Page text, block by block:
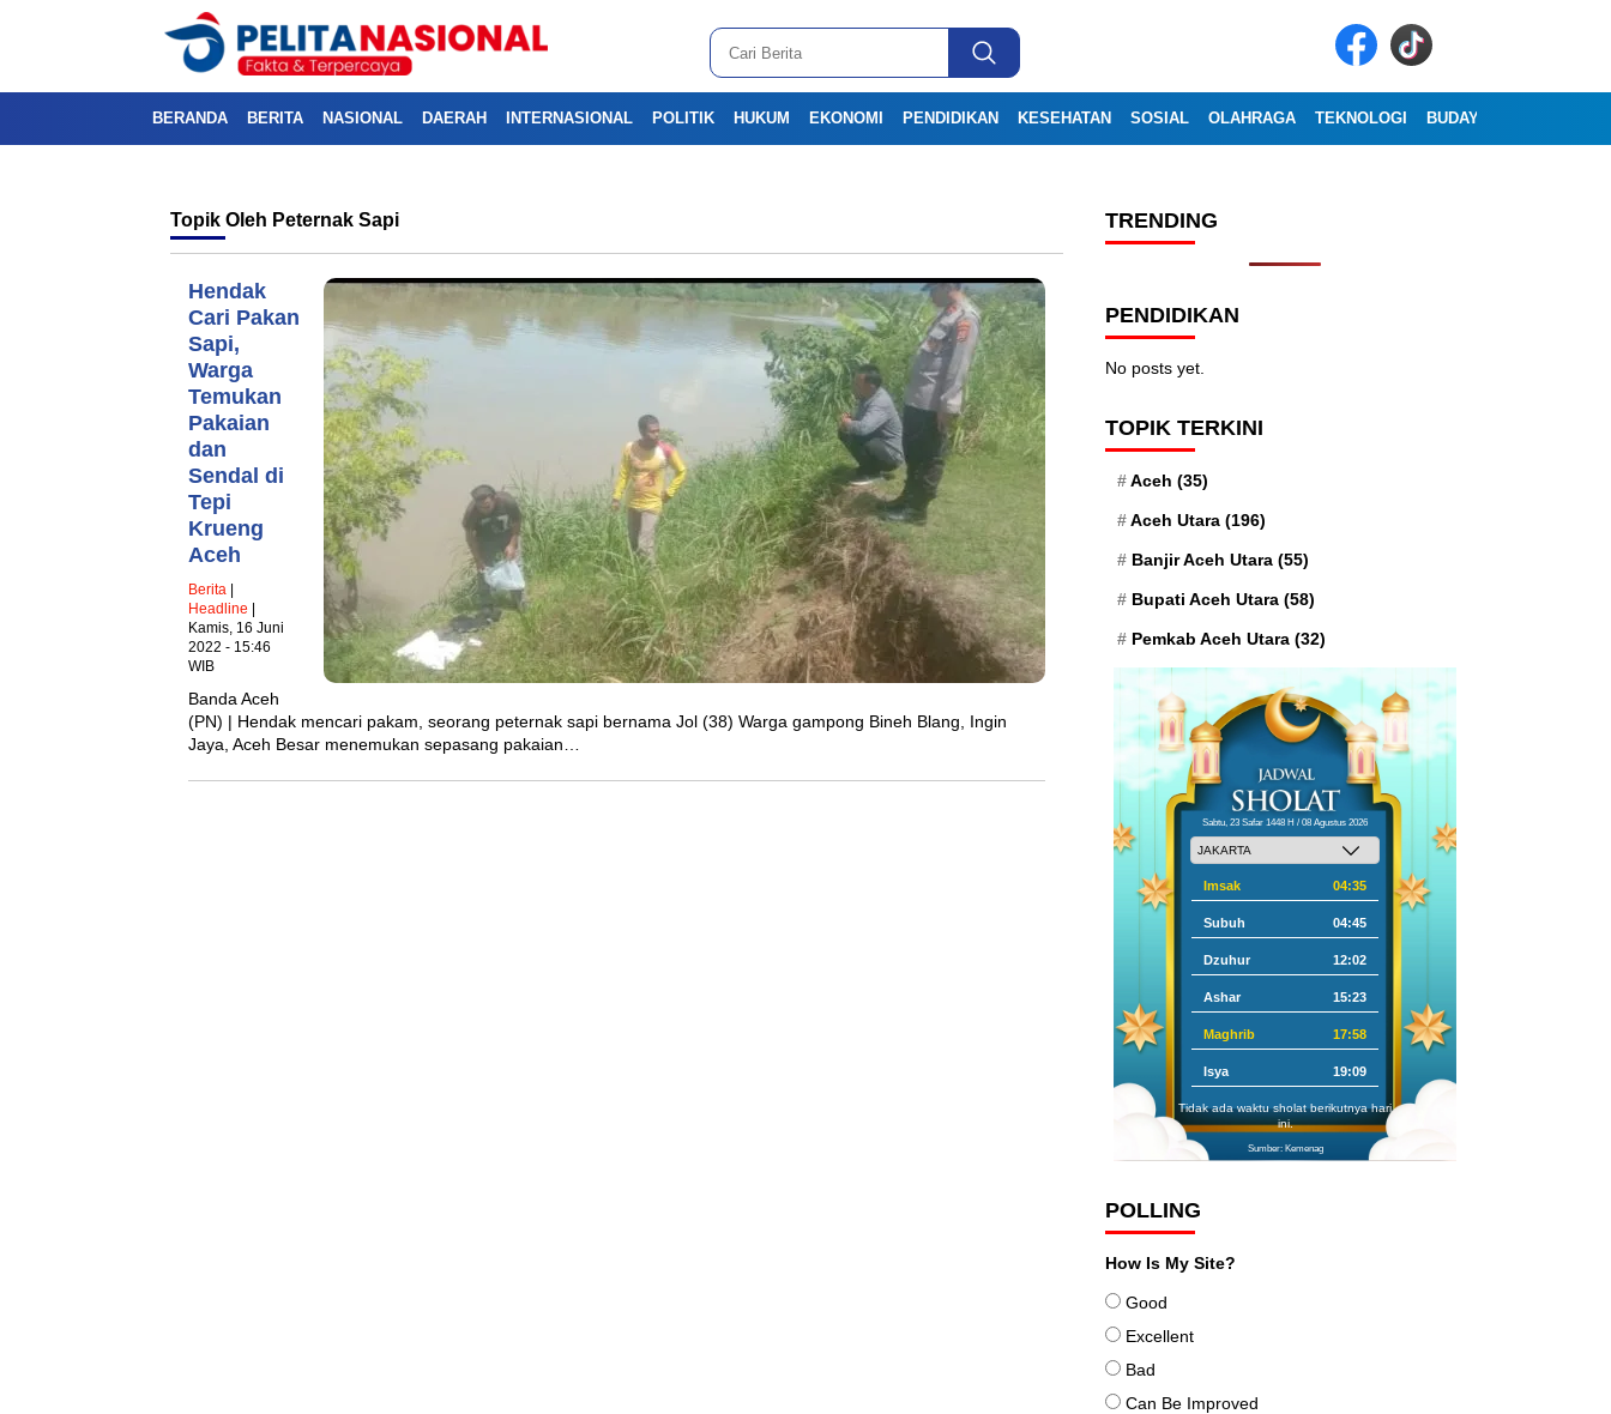
BERANDA BERITA NASIONAL DAERAH INTERNASIONAL POLITIK HUKUM EKONOMI PENDIDIKAN KESEHATAN SOSIAL OLAHRAGA TEKNOLOGI BUDAYA
Topik Oleh Peternak Sapi
Hendak
Cari Pakan
Sapi,
Warga
Temukan
Pakaian
dan
Sendal di
Tepi
Krueng
Aceh
Berita
Headline
Kamis, 16 Juni
2022 - 15:46
WIB
Banda Aceh
(PN) | Hendak mencari pakam, seorang peternak sapi bernama Jol (38) Warga gampong Bineh Blang, Ingin
Jaya, Aceh Besar menemukan sepasang pakaian…
TRENDING
PENDIDIKAN
No posts yet.
TOPIK TERKINI
Aceh (35)
Aceh Utara (196)
Banjir Aceh Utara (55)
Bupati Aceh Utara (58)
Pemkab Aceh Utara (32)
Sabtu, 23 Safar 1448 H / 08 Agustus 2026
Imsak 04:35
Subuh 04:45
Dzuhur 12:02
Ashar 15:23
Maghrib 17:58
Isya 19:09
Tidak ada waktu sholat berikutnya hari
ini.
Sumber: Kemenag
POLLING
How Is My Site?
Good
Excellent
Bad
Can Be Improved